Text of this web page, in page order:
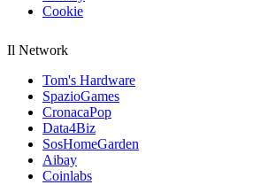
Cookie
Il Network
Tom's Hardware
SpazioGames
CronacaPop
Data4Biz
SosHomeGarden
Aibay
Coinlabs